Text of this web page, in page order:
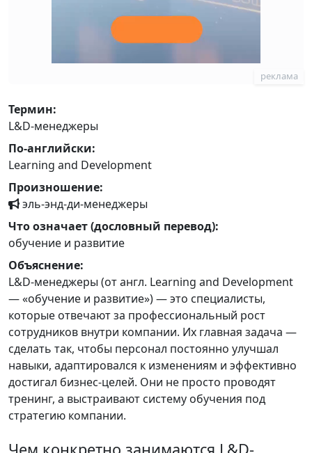
реклама
Термин:
L&D-менеджеры
По-английски:
Learning and Development
Произношение:
эль-энд-ди-менеджеры
Что означает (дословный перевод):
обучение и развитие
Объяснение:
L&D-менеджеры (от англ. Learning and Development
— «обучение и развитие») — это специалисты,
которые отвечают за профессиональный рост
сотрудников внутри компании. Их главная задача —
сделать так, чтобы персонал постоянно улучшал
навыки, адаптировался к изменениям и эффективно
достигал бизнес-целей. Они не просто проводят
тренинг, а выстраивают систему обучения под
стратегию компании.